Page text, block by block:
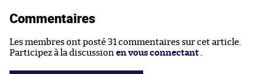
Commentaires
Les membres ont posté 31 commentaires sur cet article.
Participez à la discussion en vous connectant